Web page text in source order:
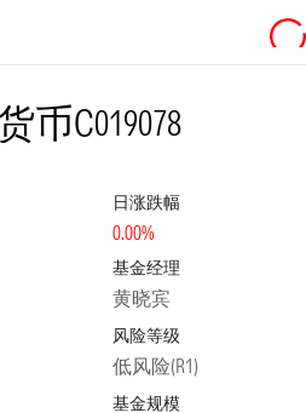
币C019078
日涨跌幅
0.00%
基金经理
黄晓宾
风险等级
低风险(R1)
基金规模